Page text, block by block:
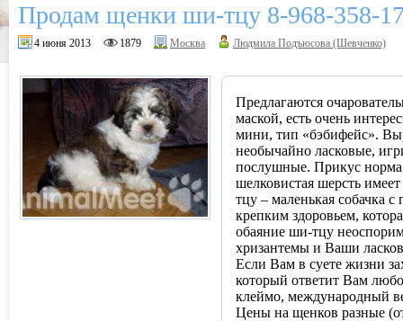
Продам щенки ши-тцу 8-968-358-
4 июня 2013 1879 Москва Людмила Подъюсова (Шевченко)
Предлагаются
маской, есть очень
мини, тип «бэбифейс».
необычайно ласковые,
послушные. Прикус
шелковистая шерсть
тцу – маленькая собачка
крепким здоровьем,
обаяние ши-тцу
хризантемы и Ваши
Если Вам в суете жизни
который ответит Вам
клеймо, международный
Цены на щенков разные